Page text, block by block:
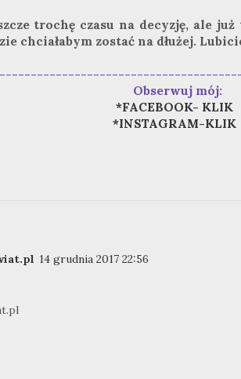
trochę czasu na decyzję, ale
chciałabym zostać na dłużej.
Obserwuj mój:
*FACEBOOK- KLIK
*INSTAGRAM-KLIK
14 grudnia 2017 22:56